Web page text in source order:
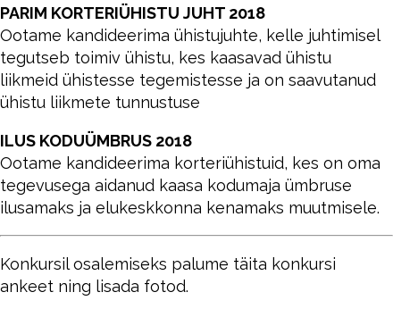
PARIM KORTERIÜHISTU JUHT 2018
Ootame kandideerima ühistujuhte, kelle juhtimisel
tegutseb toimiv ühistu, kes kaasavad ühistu
liikmeid ühistesse tegemistesse ja on saavutanud
ühistu liikmete tunnustuse
ILUS KODUÜMBRUS 2018
Ootame kandideerima korteriühistuid, kes on oma
tegevusega aidanud kaasa kodumaja ümbruse
ilusamaks ja elukeskkonna kenamaks muutmisele.
Konkursil osalemiseks palume täita konkursi
ankeet ning lisada fotod.